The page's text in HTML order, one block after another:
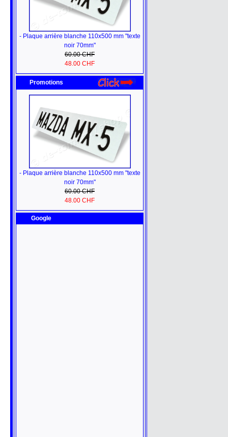
- Plaque arrière blanche 110x500 mm "texte
noir 70mm"
60.00 CHF
48.00 CHF
Promotions
- Plaque arrière blanche 110x500 mm "texte
noir 70mm"
60.00 CHF
48.00 CHF
Google